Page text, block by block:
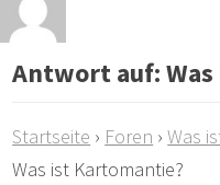
Antwort auf:
Startseite › Foren › Was
Was ist Kartomantie?